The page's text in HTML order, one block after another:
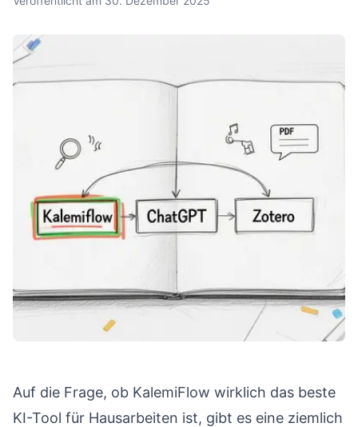
Auf die Frage, ob KalemiFlow wirklich das beste
KI-Tool für Hausarbeiten ist, gibt es eine ziemlich